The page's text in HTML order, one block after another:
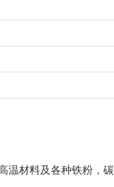
温材料及各种铁粉